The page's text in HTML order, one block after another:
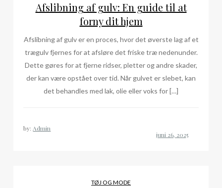
Afslibning af gulv: En guide til at
forny dit hjem
Afslibning af gulv er en proces, hvor det øverste lag af et
trægulv fjernes for at afsløre det friske træ nedenunder.
Dette gøres for at fjerne ridser, pletter og andre skader,
der kan være opstået over tid. Når gulvet er slebet, kan
det behandles med lak, olie eller voks for […]
by: Admin
TØJ OG MODE